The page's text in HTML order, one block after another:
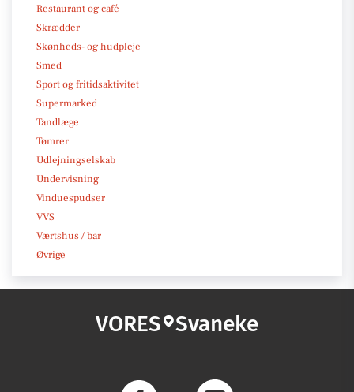
Restaurant og café
Skrædder
Skønheds- og hudpleje
Smed
Sport og fritidsaktivitet
Supermarked
Tandlæge
Tømrer
Udlejningselskab
Undervisning
Vinduespudser
VVS
Værtshus / bar
Øvrige
VORES Svaneke